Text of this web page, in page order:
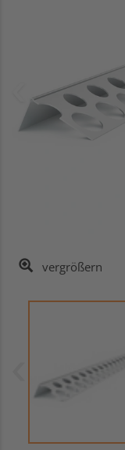
vergrößern